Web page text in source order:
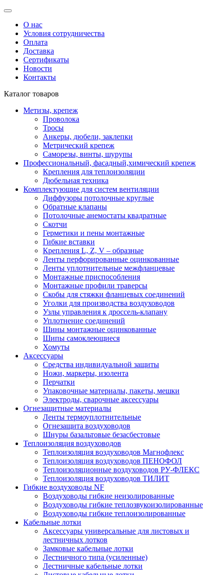
О нас
Условия сотрудничества
Оплата
Доставка
Сертификаты
Новости
Контакты
Каталог товаров
Метизы, крепеж
Проволока
Тросы
Анкеры, дюбели, заклепки
Метрический крепеж
Саморезы, винты, шурупы
Профессиональный, фасадный,химический крепеж
Крепления для теплоизоляции
Дюбельная техника
Комплектующие для систем вентиляции
Диффузоры потолочные круглые
Обратные клапаны
Потолочные анемостаты квадратные
Скотчи
Герметики и пены монтажные
Гибкие вставки
Крепления L, Z, V – образные
Ленты перфорированные оцинкованные
Ленты уплотнительные межфланцевые
Монтажные приспособления
Монтажные профили траверсы
Скобы для стяжки фланцевых соединений
Уголки для производства воздуховодов
Узлы управления к дроссель-клапану
Уплотнение соединений
Шины монтажные оцинкованные
Шипы самоклеющиеся
Хомуты
Аксессуары
Средства индивидуальной защиты
Ножи, маркеры, изолента
Перчатки
Упаковочные материалы, пакеты, мешки
Электроды, сварочные аксессуары
Огнезащитные материалы
Ленты термоуплотнительные
Огнезащита воздуховодов
Шнуры базальтовые безасбестовые
Теплоизоляция воздуховодов
Теплоизоляция воздуховодов Магнофлекс
Теплоизоляция воздуховодов ПЕНОФОЛ
Теплоизоляционные воздуховодов РУ-ФЛЕКС
Теплоизоляция воздуховодов ТИЛИТ
Гибкие воздуховоды NF
Воздуховоды гибкие неизолированные
Воздуховоды гибкие теплозвукоизолированные
Воздуховоды гибкие теплоизолированные
Кабельные лотки
Аксессуары универсальные для листовых и
лестничных лотков
Замковые кабельные лотки
Лестничного типа (усиленные)
Лестничные кабельные лотки